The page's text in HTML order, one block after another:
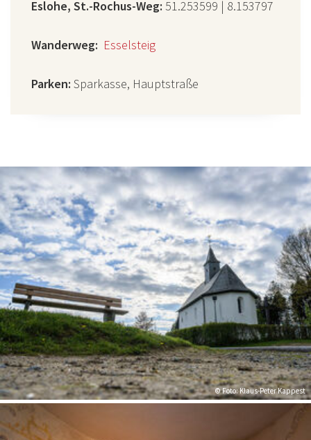
Eslohe, St.-Rochus-Weg: 51.253599 | 8.153797
Wanderweg: Esselsteig
Parken: Sparkasse, Hauptstraße
© Foto: Klaus-Peter Kappest